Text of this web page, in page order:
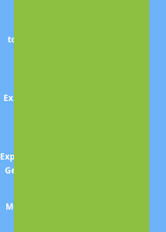
tournant des années 1930-
Exposition MATISSE -l'Atelier
Exposition Georges MATHIEU -
Geste, vitesse, mouvement-
MODIGLIANI -un peintre et